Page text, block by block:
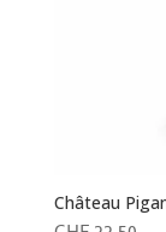
Château